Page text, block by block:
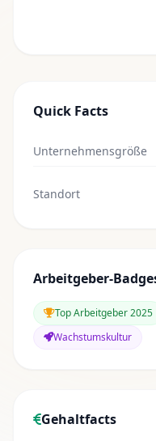
Quick Facts
Unternehmensgröße
Standort
Arbeitgeber-
Top Arbeitgeber 2025
Wachstumskultur
Gehaltfacts